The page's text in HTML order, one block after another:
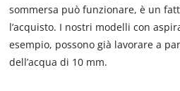
sommersa può funzionare, è un
l’acquisto. I nostri modelli con
esempio, possono già lavorare a
dell’acqua di 10 mm.